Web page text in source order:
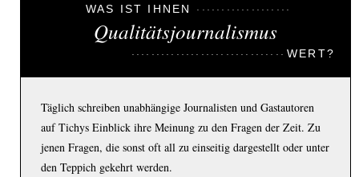
WAS IST IHNEN
Qualitätsjournalismus
WERT?
Täglich schreiben unabhängige Journalisten und Gastautoren
auf Tichys Einblick ihre Meinung zu den Fragen der Zeit. Zu
jenen Fragen, die sonst oft all zu einseitig dargestellt oder unter
den Teppich gekehrt werden.